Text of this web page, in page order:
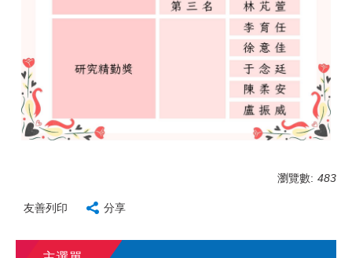
瀏覽數: 483
友善列印 分享